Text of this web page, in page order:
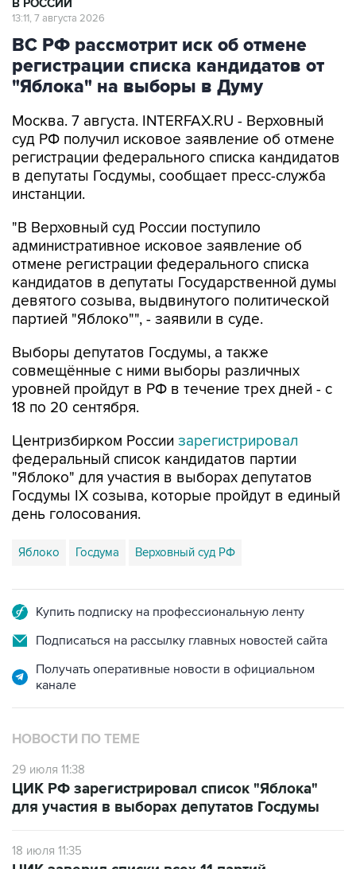
ВС РФ рассмотрит иск об отмене
регистрации списка кандидатов от
"Яблока" на выборы в Думу
Москва. 7 августа. INTERFAX.RU - Верховный
регистрации федерального списка кандидатов
в депутаты Госдумы, сообщает пресс-служба
инстанции.
"В Верховный суд России поступило
отмене регистрации федерального списка
кандидатов в депутаты Государственной думы
девятого созыва, выдвинутого политической
партией "Яблоко"", - заявили в суде.
Выборы депутатов Госдумы, а также
уровней пройдут в РФ в течение трех дней - с
18 по 20 сентября.
Центризбирком России
"Яблоко" для участия в выборах депутатов
Госдумы IX созыва, которые пройдут в единый
день голосования.
Яблоко Госдума Верховный суд РФ
Подписаться на рассылку главных новостей сайта
Получать оперативные новости в официальном
НОВОСТИ ПО ТЕМЕ
29 июля 11:38
для участия в выборах депутатов Госдумы
18 июля 11:35
выдвинувших кандидатов на выборы в